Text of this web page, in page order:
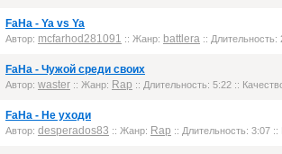
FaHa - Ya vs Ya
Автор: mcfarhod281091 :: Жанр: battlera ::
FaHa - Чужой среди своих
Автор: waster :: Жанр: Rap :: Длительность: 5:22 ::
FaHa - Не уходи
Автор: desperados83 :: Жанр: Rap :: Длительность: 3:07